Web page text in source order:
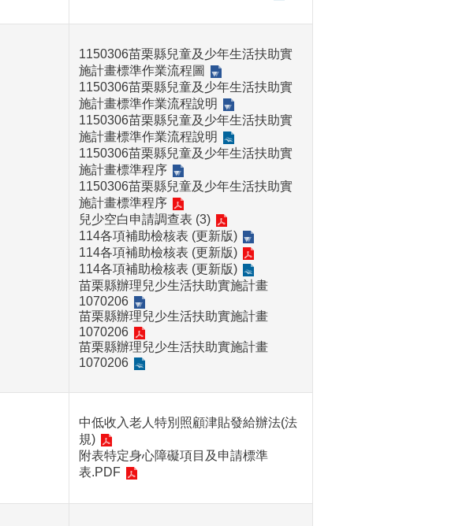
1150306苗栗縣兒童及少年生活扶助實
施計畫標準作業流程圖
1150306苗栗縣兒童及少年生活扶助實
施計畫標準作業流程說明
1150306苗栗縣兒童及少年生活扶助實
施計畫標準作業流程說明
1150306苗栗縣兒童及少年生活扶助實
施計畫標準程序
1150306苗栗縣兒童及少年生活扶助實
施計畫標準程序
兒少空白申請調查表 (3)
114各項補助檢核表 (更新版)
114各項補助檢核表 (更新版)
114各項補助檢核表 (更新版)
苗栗縣辦理兒少生活扶助實施計畫
1070206
苗栗縣辦理兒少生活扶助實施計畫
1070206
苗栗縣辦理兒少生活扶助實施計畫
1070206
中低收入老人特別照顧津貼發給辦法(法
規)
附表特定身心障礙項目及申請標準
表.PDF